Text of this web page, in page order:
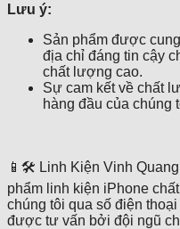
Lưu ý:
Sản phẩm được
địa chỉ đáng tin cậy
chất lượng cao.
Sự cam kết về chất
hàng đầu của chúng
📱🛠️ Linh Kiện Vinh
phẩm linh kiện iPhone
chúng tôi qua số điện
được tư vấn bởi đội ngũ